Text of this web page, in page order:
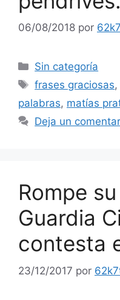
06/08/2018 por
Categorías
Sin categoría
Etiquetas
frases graciosas,
palabras, matías
Deja un
Rompe
Guardia
contesta
23/12/2017 por